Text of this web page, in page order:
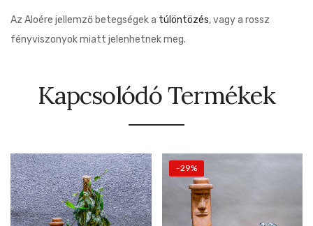
Az Aloére jellemző betegségek a túlöntözés, vagy a rossz
fényviszonyok miatt jelenhetnek meg.
Kapcsolódó Termékek
-29%